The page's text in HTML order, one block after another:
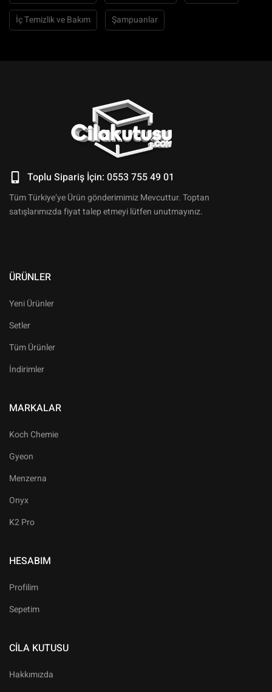
İç Temizlik ve Bakım Şampuanlar
Toplu Sipariş İçin: 0553 755 49 01
Tüm Türkiye’ye Ürün gönderimimiz Mevcuttur. Toptan
satışlarımızda fiyat talep etmeyi lütfen unutmayınız.
ÜRÜNLER
Yeni Ürünler
Setler
Tüm Ürünler
İndirimler
MARKALAR
Koch Chemie
Gyeon
Menzerna
Onyx
K2 Pro
HESABIM
Profilim
Sepetim
CILA KUTUSU
Hakkımızda